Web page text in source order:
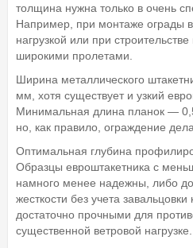
толщина нужна только в очень
Например, при монтаже ограды
нагрузкой или при
широкими пролетами.
Ширина металлического
мм, хотя существует и узкий
Минимальная длина планок —
но, как правило, ограждение
Оптимальная глубина
Образцы евроштакетника с
намного менее надежны, либо
жесткости без учета
достаточно прочными для
существенной ветровой нагрузке.